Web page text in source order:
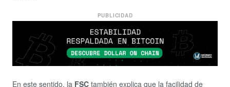
PUBLICIDAD
En este sentido, la FSC también explica que la facilidad de